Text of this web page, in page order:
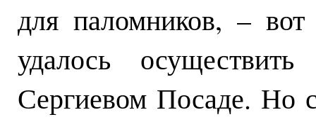
для паломников, –
удалось
Сергиевом Посаде. Но